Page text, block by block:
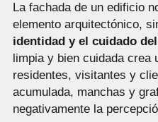
La fachada de un edificio
elemento arquitectónico,
identidad y el cuidado
limpia y bien cuidada
residentes, visitantes y
acumulada, manchas y
negativamente la